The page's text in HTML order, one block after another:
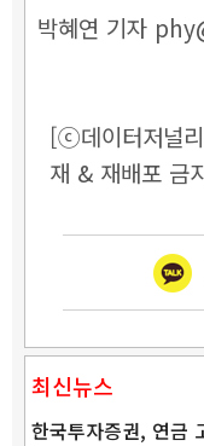
박혜연 기자
[ⓒ데이터저널
재 & 재배포 금
최신뉴스
한국투자증권, 연금